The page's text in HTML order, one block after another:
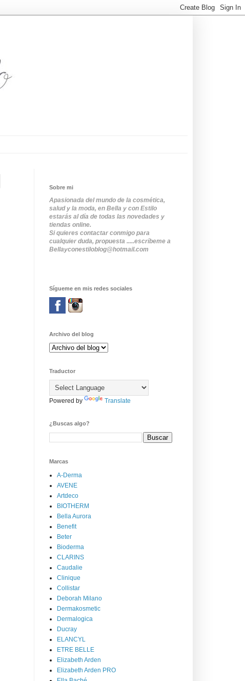
Sobre mi
Apasionada del mundo de la cosmética,
salud y la moda, en Bella y con Estilo
estarás al día de todas las novedades y
tiendas online.
Si quieres contactar conmigo para
cualquier duda, propuesta .....escríbeme a
Bellayconestiloblog@hotmail.com
Sígueme en mis redes sociales
Archivo del blog
Traductor
Powered by Translate
¿Buscas algo?
Marcas
A-Derma
AVENE
Artdeco
BIOTHERM
Bella Aurora
Benefit
Beter
Bioderma
CLARINS
Caudalie
Clinique
Collistar
Deborah Milano
Dermakosmetic
Dermalogica
Ducray
ELANCYL
ETRE BELLE
Elizabeth Arden
Elizabeth Arden PRO